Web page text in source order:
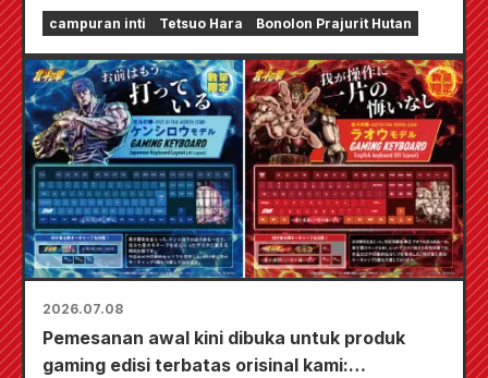
Eleven di seluruh Indonesia!
campuran inti Tetsuo Hara Bonolon Prajurit Hutan
2026.07.08
Pemesanan awal kini dibuka untuk produk
gaming edisi terbatas orisinal kami: